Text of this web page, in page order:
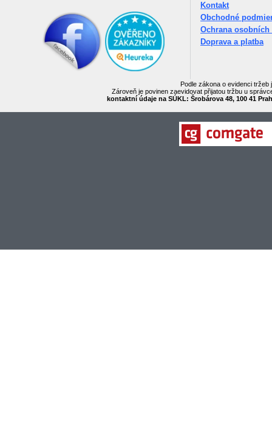
Kontakt
Obchodné
Ochrana osobních
Doprava a platba
Podle zákona o evidenci
Zároveň je povinen zaevidovat přijatou tržbu u
kontaktní údaje na SÚKL: Šrobárova 48, 100 41